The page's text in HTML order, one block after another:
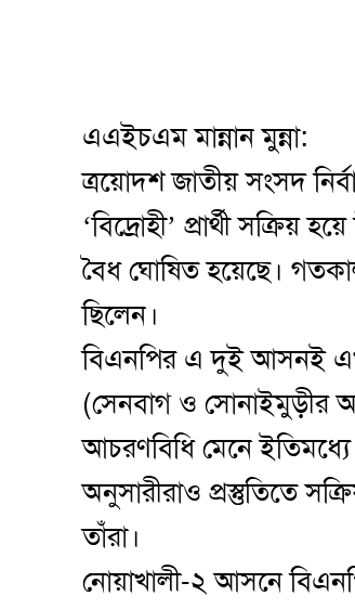
এএইচএম মান্নান মুন্না:
ত্রয়োদশ জাতীয় সংসদ
‘বিদ্রোহী’ প্রার্থী সক্রিয়
বৈধ ঘোষিত হয়েছে।
ছিলেন।
বিএনপির এ দুই আসনই
(সেনবাগ ও সোনাইমুড়ীর
আচরণবিধি মেনে ইতিমধ্যে
অনুসারীরাও প্রস্তুতিতে
তাঁরা।
নোয়াখালী-২ আসনে